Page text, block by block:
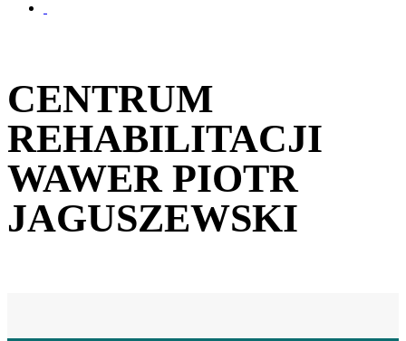
CENTRUM
REHABILITACJI
WAWER PIOTR
JAGUSZEWSKI